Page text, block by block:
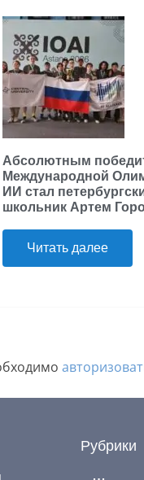
Абсолютным
Международной
ИИ стал
школьник Артем
Читать далее
Рубрики